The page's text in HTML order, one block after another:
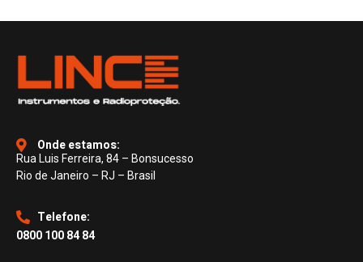
Onde estamos:
Rua Luis Ferreira, 84 – Bonsucesso
Rio de Janeiro – RJ – Brasil
Telefone:
0800 100 84 84